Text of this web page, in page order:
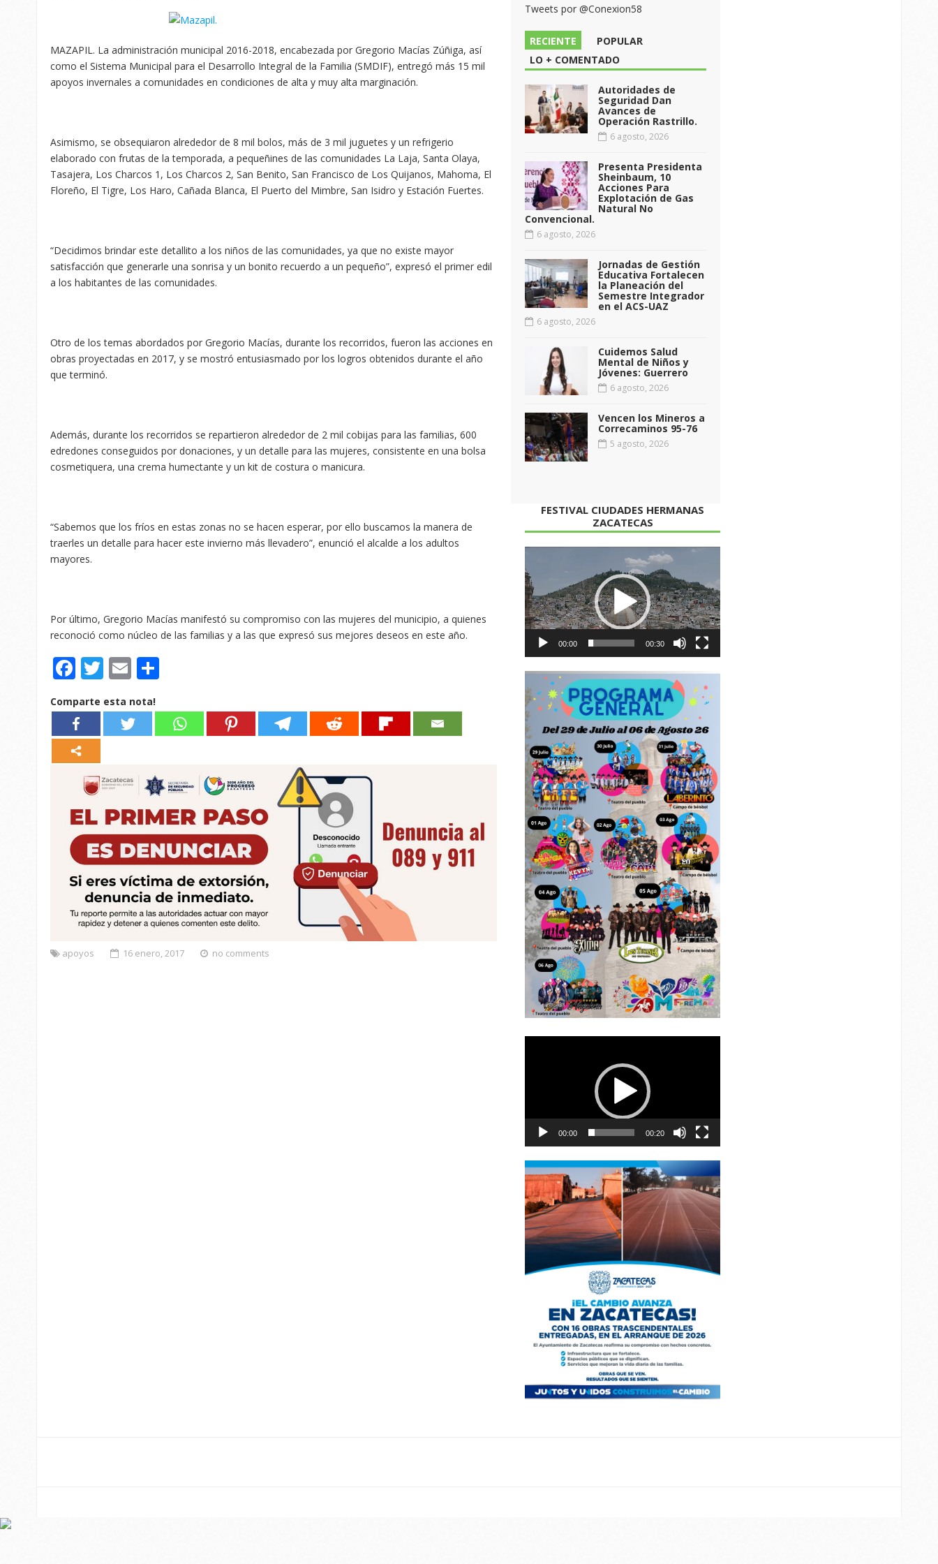
MAZAPIL. La administración municipal 2016-2018, encabezada por Gregorio Macías Zúñiga, así
como el Sistema Municipal para el Desarrollo Integral de la Familia (SMDIF), entregó más 15 mil
apoyos invernales a comunidades en condiciones de alta y muy alta marginación.
Asimismo, se obsequiaron alrededor de 8 mil bolos, más de 3 mil juguetes y un refrigerio
elaborado con frutas de la temporada, a pequeñines de las comunidades La Laja, Santa Olaya,
Tasajera, Los Charcos 1, Los Charcos 2, San Benito, San Francisco de Los Quijanos, Mahoma, El
Floreño, El Tigre, Los Haro, Cañada Blanca, El Puerto del Mimbre, San Isidro y Estación Fuertes.
“Decidimos brindar este detallito a los niños de las comunidades, ya que no existe mayor
satisfacción que generarle una sonrisa y un bonito recuerdo a un pequeño”, expresó el primer edil
a los habitantes de las comunidades.
Otro de los temas abordados por Gregorio Macías, durante los recorridos, fueron las acciones en
obras proyectadas en 2017, y se mostró entusiasmado por los logros obtenidos durante el año
que terminó.
Además, durante los recorridos se repartieron alrededor de 2 mil cobijas para las familias, 600
edredones conseguidos por donaciones, y un detalle para las mujeres, consistente en una bolsa
cosmetiquera, una crema humectante y un kit de costura o manicura.
“Sabemos que los fríos en estas zonas no se hacen esperar, por ello buscamos la manera de
traerles un detalle para hacer este invierno más llevadero”, enunció el alcalde a los adultos
mayores.
Por último, Gregorio Macías manifestó su compromiso con las mujeres del municipio, a quienes
reconoció como núcleo de las familias y a las que expresó sus mejores deseos en este año.
Facebook
Twitter
Email
Comparte esta nota!
apoyos 16 enero, 2017 no comments
Tweets por @Conexion58
RECIENTE
POPULAR
LO + COMENTADO
Autoridades de
Seguridad Dan
Avances de
Operación Rastrillo.
6 agosto, 2026
Presenta Presidenta
Sheinbaum, 10
Acciones Para
Explotación de Gas
Natural No
Convencional.
6 agosto, 2026
Jornadas de Gestión
Educativa Fortalecen
la Planeación del
Semestre Integrador
en el ACS-UAZ
6 agosto, 2026
Cuidemos Salud
Mental de Niños y
Jóvenes: Guerrero
6 agosto, 2026
Vencen los Mineros a
Correcaminos 95-76
5 agosto, 2026
FESTIVAL CIUDADES HERMANAS
ZACATECAS
de
vídeo
00:00 00:30
00:00 00:20